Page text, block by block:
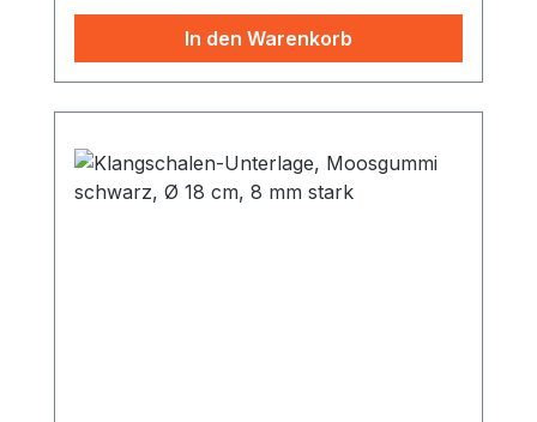
In den Warenkorb